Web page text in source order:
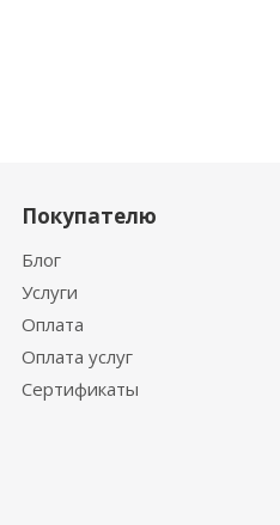
Покупателю
Блог
Услуги
Оплата
Оплата услуг
Сертификаты